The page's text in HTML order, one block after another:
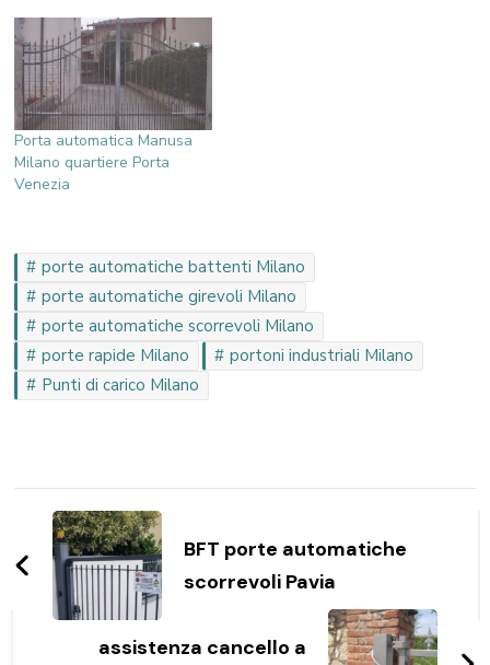
Porta automatica Manusa
Milano quartiere Porta
Venezia
porte automatiche battenti Milano
porte automatiche girevoli Milano
porte automatiche scorrevoli Milano
porte rapide Milano
portoni industriali Milano
Punti di carico Milano
Navigazione
articoli
BFT porte automatiche
scorrevoli Pavia
assistenza cancello a